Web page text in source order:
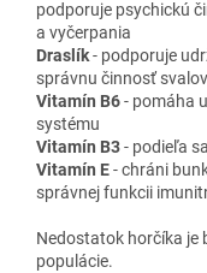
podporuje psychickú
a vyčerpania
Draslík- podporuje
správnu činnosť svalov
Vitamín B6- pomáha
systému
Vitamín B3- podieľa
Vitamín E- chráni
správnej funkcii
Nedostatok horčíka je
populácie.